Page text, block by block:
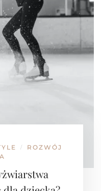
/
ROZWÓJ